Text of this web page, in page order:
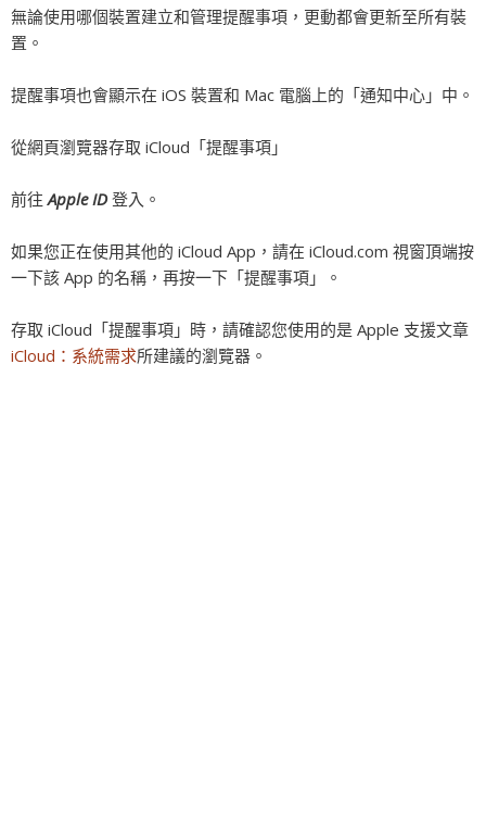
無論使用哪個裝置建立和管理提醒事項，更動都會更新至所有裝
置。
提醒事項也會顯示在 iOS 裝置和 Mac 電腦上的「通知中心」中。
從網頁瀏覽器存取 iCloud「提醒事項」
前往Apple ID登入。
如果您正在使用其他的 iCloud App，請在 iCloud.com 視窗頂端按
一下該 App 的名稱，再按一下「提醒事項」。
存取 iCloud「提醒事項」時，請確認您使用的是 Apple 支援文章
iCloud：系統需求所建議的瀏覽器。